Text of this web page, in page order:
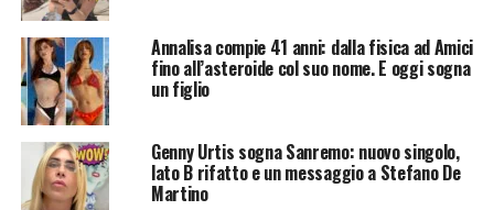
Annalisa compie 41 anni: dalla fisica ad Amici
fino all’asteroide col suo nome. E oggi sogna
un figlio
Genny Urtis sogna Sanremo: nuovo singolo,
lato B rifatto e un messaggio a Stefano De
Martino